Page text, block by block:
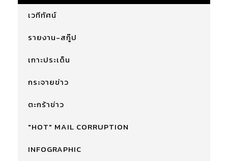
เวทีทัศน์
รายงาน-สกู๊ป
เกาะประเด็น
กระจายข่าว
ตะกร้าข่าว
"HOT" MAIL CORRUPTION
INFOGRAPHIC